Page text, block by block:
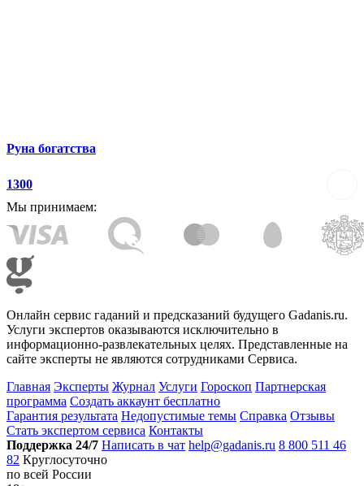
Руна богатства
1300
Мы принимаем:
Онлайн сервис гаданий и предсказаний будущего Gadanis.ru.
Услуги экспертов оказываются исключительно в
информационно-развлекательных целях. Представленные на
сайте эксперты не являются сотрудниками Сервиса.
Главная Эксперты Журнал Услуги Гороскоп Партнерская
программа Создать аккаунт бесплатно
Гарантия результата Недопустимые темы Справка Отзывы
Стать экспертом сервиса Контакты
Поддержка 24/7 Написать в чат help@gadanis.ru 8 800 511 46
82 Круглосуточно
по всей России